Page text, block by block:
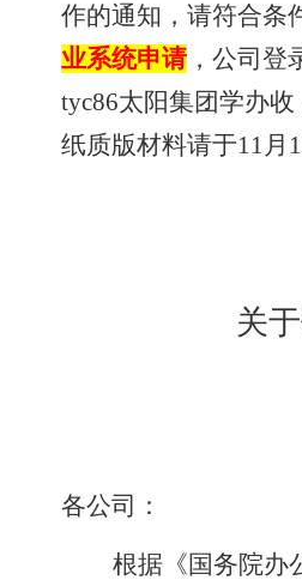
作的通知，请符合条
业系统申请 ，公司
tyc86太阳集团学办收
纸质版材料请于11月
关
各公司：
根据《国务院办